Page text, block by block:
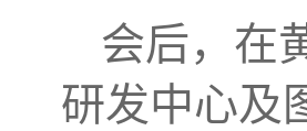
会后，在
研发中心及